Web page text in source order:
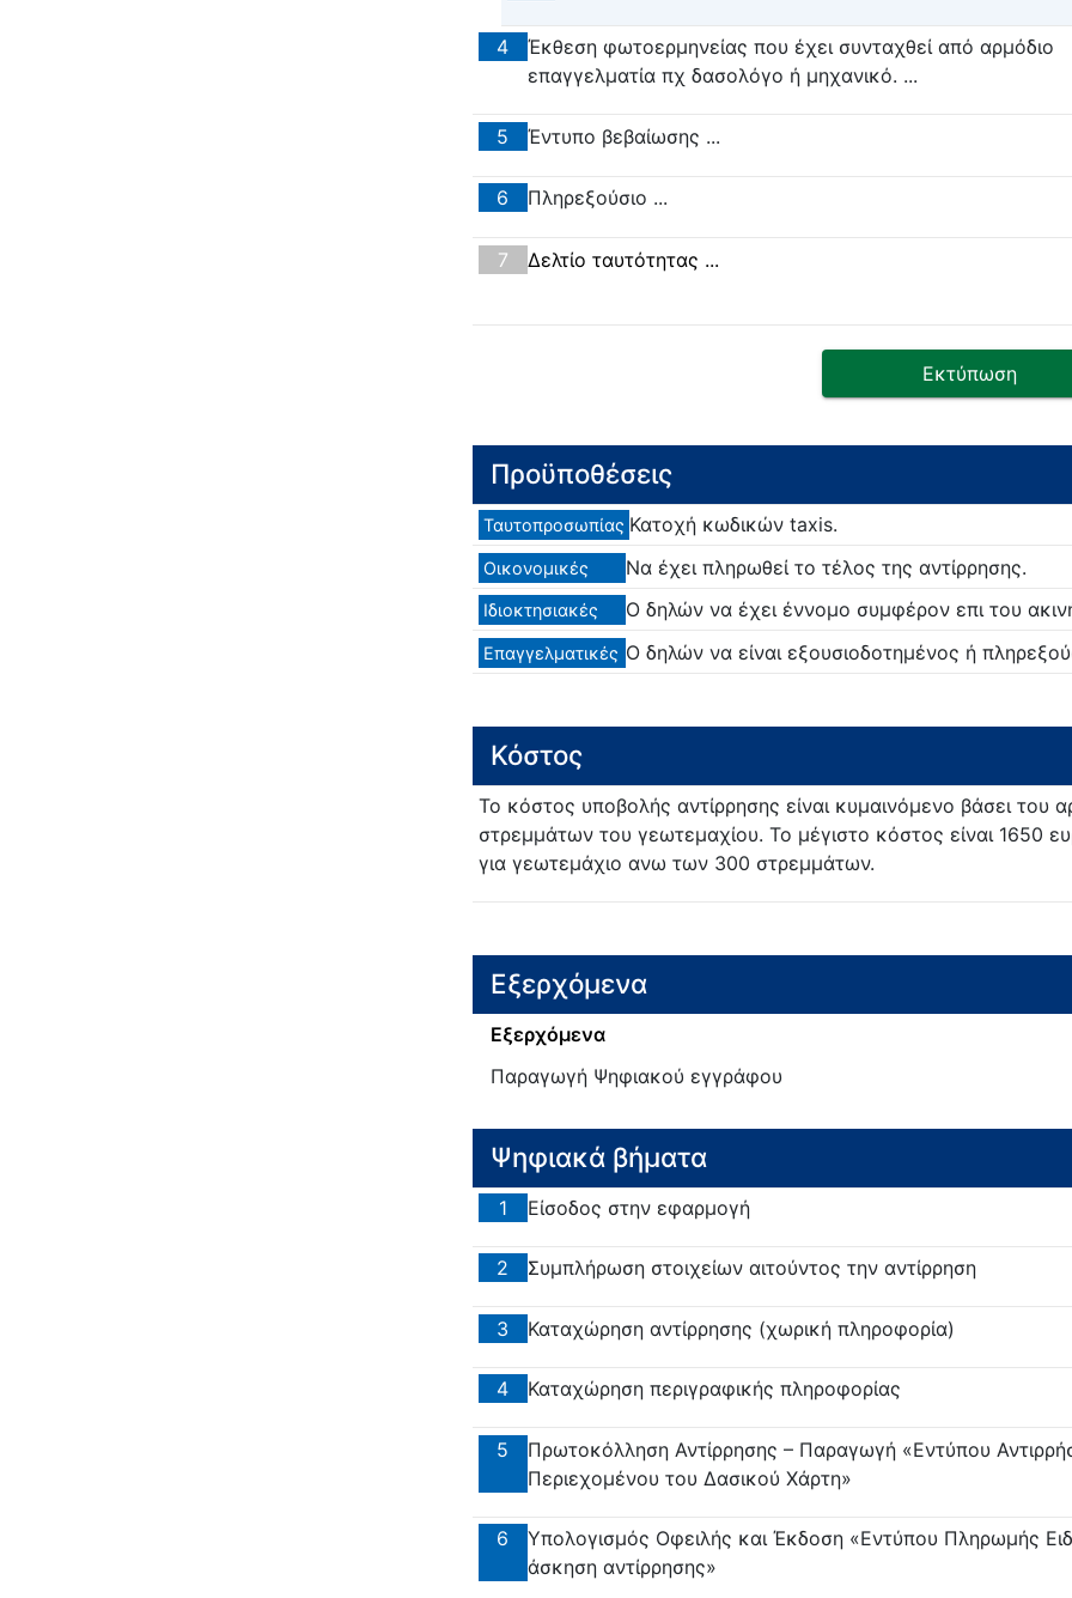
4
Έκθεση φωτοερμηνείας που έχει συνταχθεί από αρμόδιο
επαγγελματία πχ δασολόγο ή μηχανικό. ...
5 Έντυπο βεβαίωσης ...
6 Πληρεξούσιο ...
7 Δελτίο ταυτότητας ...
Εκτύπωση
Προϋποθέσεις
Ταυτοπροσωπίας Κατοχή κωδικών taxis.
Οικονομικές Να έχει πληρωθεί το τέλος της αντίρρησης.
Ιδιοκτησιακές Ο δηλών να έχει έννομο συμφέρον επι του
Επαγγελματικές Ο δηλών να είναι εξουσιοδοτημένος ή
Κόστος
Το κόστος υποβολής αντίρρησης είναι κυμαινόμενο βάσει του
στρεμμάτων του γεωτεμαχίου. Το μέγιστο κόστος είναι 1650
για γεωτεμάχιο ανω των 300 στρεμμάτων.
Εξερχόμενα
Εξερχόμενα
Παραγωγή Ψηφιακού εγγράφου
Ψηφιακά βήματα
1 Είσοδος στην εφαρμογή
2 Συμπλήρωση στοιχείων αιτούντος την αντίρρηση
3 Καταχώρηση αντίρρησης (χωρική πληροφορία)
4 Καταχώρηση περιγραφικής πληροφορίας
5
Πρωτοκόλληση Αντίρρησης – Παραγωγή «Εντύπου
Περιεχομένου του Δασικού Χάρτη»
6
Υπολογισμός Οφειλής και Έκδοση «Εντύπου Πληρωμής
άσκηση αντίρρησης»